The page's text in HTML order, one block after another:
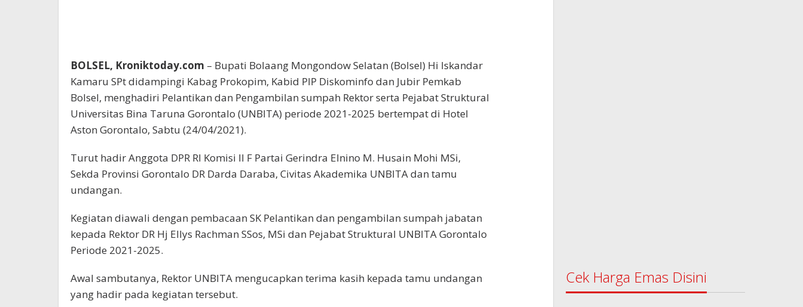
BOLSEL, Kroniktoday.com – Bupati Bolaang Mongondow Selatan (Bolsel) Hi Iskandar
Kamaru SPt didampingi Kabag Prokopim, Kabid PIP Diskominfo dan Jubir Pemkab
Bolsel, menghadiri Pelantikan dan Pengambilan sumpah Rektor serta Pejabat Struktural
Universitas Bina Taruna Gorontalo (UNBITA) periode 2021-2025 bertempat di Hotel
Aston Gorontalo, Sabtu (24/04/2021).
Turut hadir Anggota DPR RI Komisi II F Partai Gerindra Elnino M. Husain Mohi MSi,
Sekda Provinsi Gorontalo DR Darda Daraba, Civitas Akademika UNBITA dan tamu
undangan.
Kegiatan diawali dengan pembacaan SK Pelantikan dan pengambilan sumpah jabatan
kepada Rektor DR Hj Ellys Rachman SSos, MSi dan Pejabat Struktural UNBITA Gorontalo
Periode 2021-2025.
Awal sambutanya, Rektor UNBITA mengucapkan terima kasih kepada tamu undangan
yang hadir pada kegiatan tersebut.
Cek Harga Emas Disini